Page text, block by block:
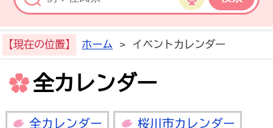
【現在の位置】 ホーム > イベントカレンダー
全カレンダー
全カレンダー 桜川市カレンダー